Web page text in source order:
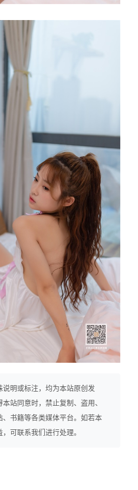
明或标注，均为本站原创发
站同意时，禁止复制、盗用、
书籍等各类媒体平台。如若本
可联系我们进行处理。